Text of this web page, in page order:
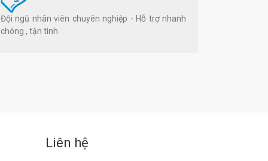
Đội ngũ nhân viên chuyên nghiệp - Hỗ trợ nhanh
chóng , tận tình
Liên hệ